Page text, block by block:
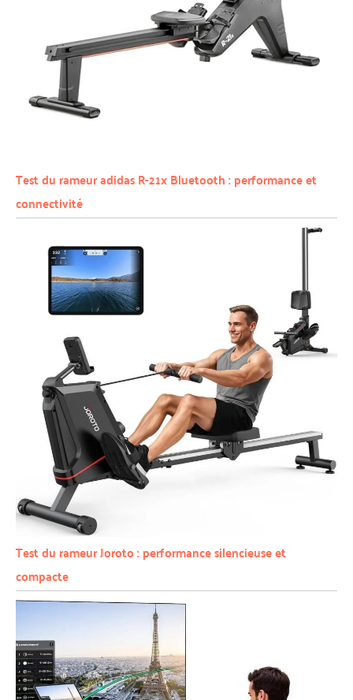
Test du rameur adidas R-21x Bluetooth : performance et
connectivité
Test du rameur Joroto : performance silencieuse et
compacte